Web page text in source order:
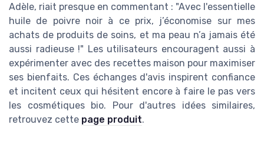
Adèle, riait presque en commentant : "Avec l'essentielle
huile de poivre noir à ce prix, j’économise sur mes
achats de produits de soins, et ma peau n’a jamais été
aussi radieuse !" Les utilisateurs encouragent aussi à
expérimenter avec des recettes maison pour maximiser
ses bienfaits. Ces échanges d'avis inspirent confiance
et incitent ceux qui hésitent encore à faire le pas vers
les cosmétiques bio. Pour d'autres idées similaires,
retrouvez cette page produit.